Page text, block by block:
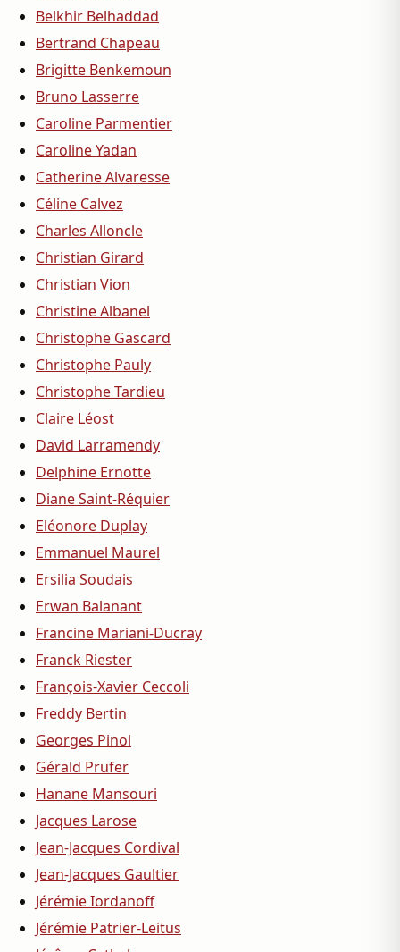
Belkhir Belhaddad
Bertrand Chapeau
Brigitte Benkemoun
Bruno Lasserre
Caroline Parmentier
Caroline Yadan
Catherine Alvaresse
Céline Calvez
Charles Alloncle
Christian Girard
Christian Vion
Christine Albanel
Christophe Gascard
Christophe Pauly
Christophe Tardieu
Claire Léost
David Larramendy
Delphine Ernotte
Diane Saint-Réquier
Eléonore Duplay
Emmanuel Maurel
Ersilia Soudais
Erwan Balanant
Francine Mariani-Ducray
Franck Riester
François-Xavier Ceccoli
Freddy Bertin
Georges Pinol
Gérald Prufer
Hanane Mansouri
Jacques Larose
Jean-Jacques Cordival
Jean-Jacques Gaultier
Jérémie Iordanoff
Jérémie Patrier-Leitus